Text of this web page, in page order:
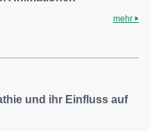
mehr
und ihr Einfluss auf